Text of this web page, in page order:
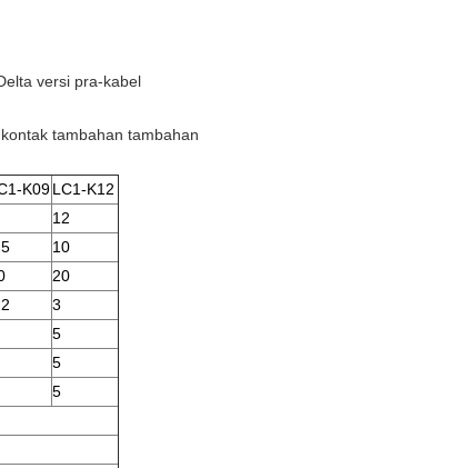
versi pra-kabel
tambahan tambahan
K09LC1-K12
12
10
20
3
5
5
5